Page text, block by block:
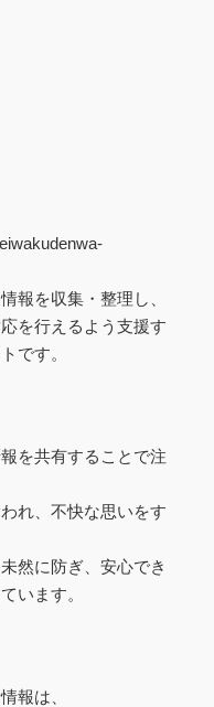
報を収集・整理し、
を行えるよう支援す
です。
を共有することで注
れ、不快な思いをす
然に防ぎ、安心でき
います。
報は、